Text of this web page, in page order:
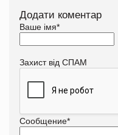
Додати коментар
Ваше імя*
Захист від СПАМ
Сообщение*